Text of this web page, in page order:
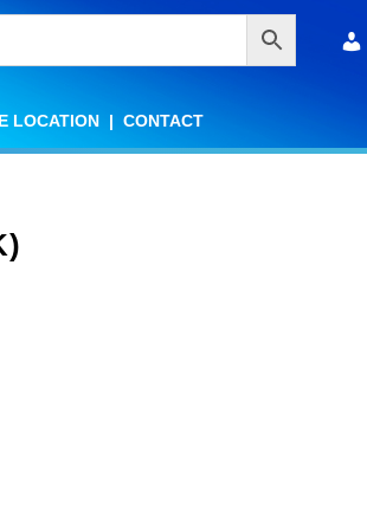
LOCATION | CONTACT
LOCATION | CONTACT